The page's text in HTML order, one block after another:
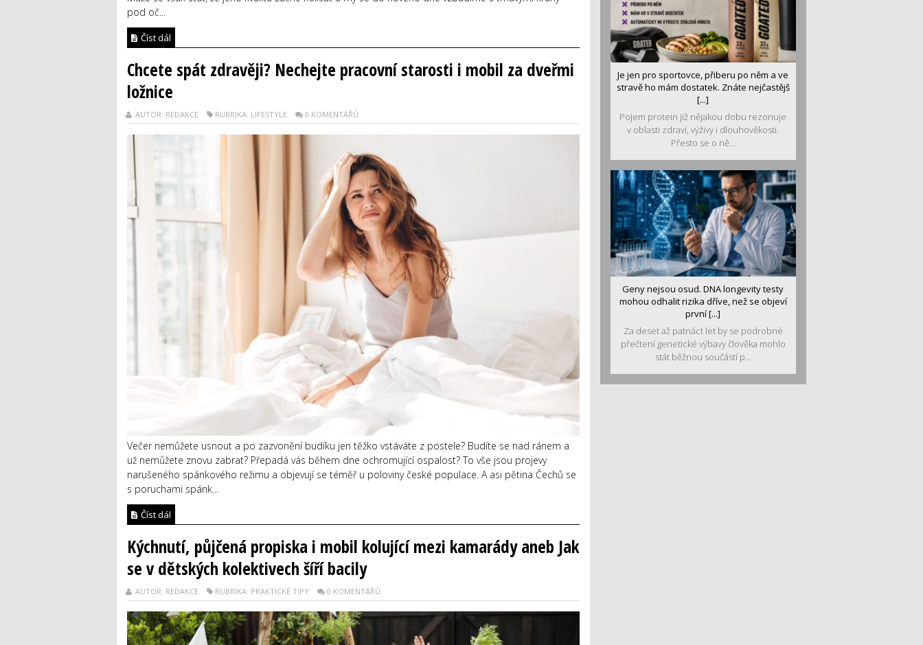
pod oč...
Číst dál
Chcete spát zdravěji? Nechejte pracovní starosti i mobil za dveřmi
ložnice
AUTOR: REDAKCE RUBRIKA: LIFESTYLE 0 KOMENTÁŘŮ
Večer nemůžete usnout a po zazvonění budíku jen těžko vstáváte z postele? Budíte se nad ránem a
už nemůžete znovu zabrat? Přepadá vás během dne ochromující ospalost? To vše jsou projevy
narušeného spánkového režimu a objevují se téměř u poloviny české populace. A asi pětina Čechů se
s poruchami spánk...
Číst dál
Kýchnutí, půjčená propiska i mobil kolující mezi kamarády aneb Jak
se v dětských kolektivech šíří bacily
AUTOR: REDAKCE RUBRIKA: PRAKTICKÉ TIPY 0 KOMENTÁŘŮ
Je jen pro sportovce, přiberu po něm a ve
stravě ho mám dostatek. Znáte nejčastějš
[...]
Pojem protein již nějakou dobu rezonuje
v oblasti zdraví, výživy i dlouhověkosti.
Přesto se o ně...
Geny nejsou osud. DNA longevity testy
mohou odhalit rizika dříve, než se objeví
první [...]
Za deset až patnáct let by se podrobné
přečtení genetické výbavy člověka mohlo
stát běžnou součástí p...